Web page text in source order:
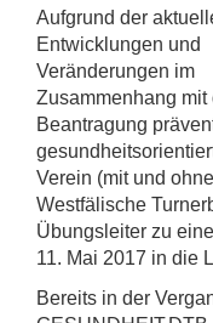
Aufgrund der
Entwicklungen und
Veränderungen im
Zusammenhang mit
Beantragung
Verein (mit und
Westfälische
Übungsleiter zu
11. Mai 2017 in die
Bereits in der